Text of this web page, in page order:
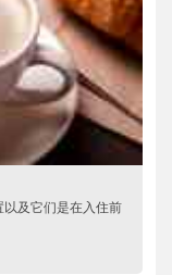
及它们是在入住前